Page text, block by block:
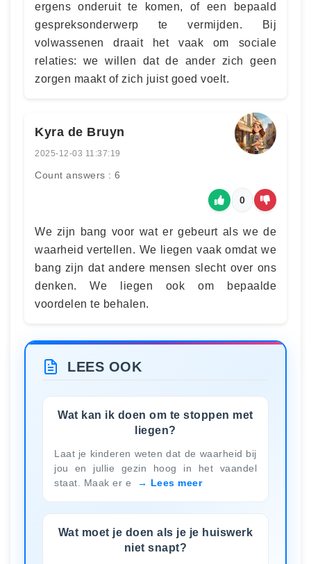
ergens onderuit te komen, of een bepaald
gespreksonderwerp te vermijden. Bij
volwassenen draait het vaak om sociale
relaties: we willen dat de ander zich geen
zorgen maakt of zich juist goed voelt.
Kyra de Bruyn
2025-12-03 11:37:19
Count answers : 6
0
We zijn bang voor wat er gebeurt als we de
waarheid vertellen. We liegen vaak omdat we
bang zijn dat andere mensen slecht over ons
denken. We liegen ook om bepaalde
voordelen te behalen.
LEES OOK
Wat kan ik doen om te stoppen met
liegen?
Laat je kinderen weten dat de waarheid bij
jou en jullie gezin hoog in het vaandel
staat. Maak er e
Lees meer
Wat moet je doen als je je huiswerk
niet snapt?